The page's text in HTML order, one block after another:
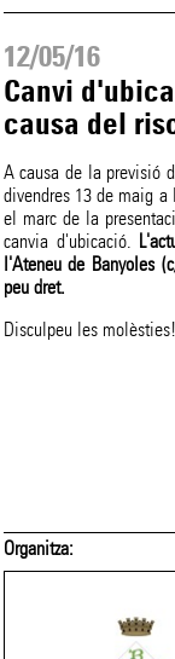
12/05/16
Canvi
causa del
A causa de la previsió
divendres 13 de maig
el marc de la
canvia d'ubicació.
l'Ateneu de Banyoles
peu dret.
Disculpeu les molèsties!
Amb el suport de: